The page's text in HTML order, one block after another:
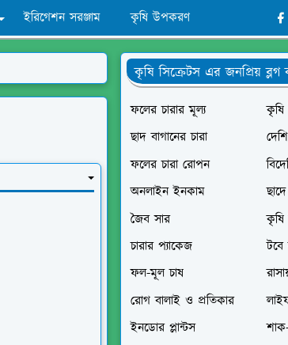
ইরিগেশন সরঞ্জাম কৃষি উপকরণ
কৃষি সিক্রেটস এর জনপ্রিয় ব্লগ
ফলের চারার মূল্য
ছাদ বাগানের চারা
ফলের চারা রোপন
অনলাইন ইনকাম
জৈব সার
কৃষি
চারার প্যাকেজ
ফল-মূল চাষ
রোগ বালাই ও প্রতিকার
ইনডোর প্লান্টস